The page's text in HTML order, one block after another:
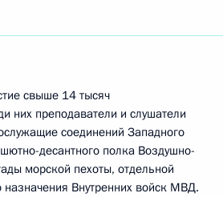
свыше 14 тысяч
них преподаватели и слушатели
соединений Западного
десантного полка Воздушно-
морской пехоты, отдельной
назначения Внутренних войск МВД.